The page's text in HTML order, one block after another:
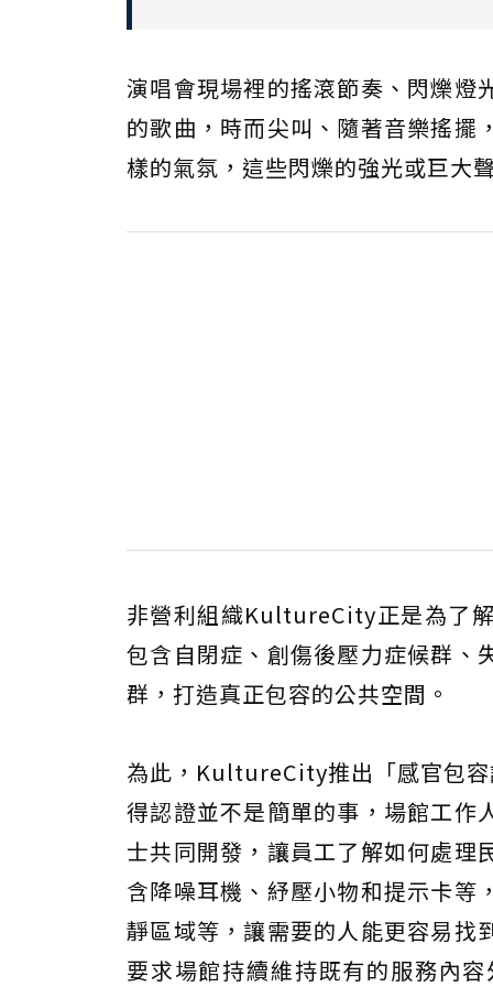
演唱會現場裡的搖滾節奏、閃爍燈
的歌曲，時而尖叫、隨著音樂搖擺
樣的氣氛，這些閃爍的強光或巨大
非營利組織KultureCity正是為了
包含自閉症、創傷後壓力症候群、
群，打造真正包容的公共空間。
為此，KultureCity推出「感官包
得認證並不是簡單的事，場館工作
士共同開發，讓員工了解如何處理
含降噪耳機、紓壓小物和提示卡等
靜區域等，讓需要的人能更容易找
要求場館持續維持既有的服務內